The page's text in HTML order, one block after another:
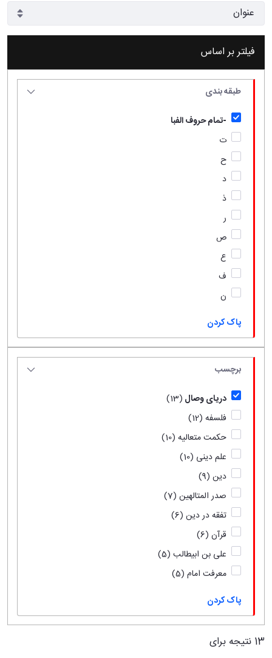
فیلتر بر اساس
طبقه بندی
-تمام حروف الفبا
ت
ح
د
ذ
ر
ص
ع
ف
ن
پاک کردن
برچسب
دریای وصال (13)
فلسفه (12)
حکمت متعالیه (10)
علم دینی (10)
دین (9)
صدر المتالهین (7)
تفقه در دین (6)
قرآن (6)
علی بن ابیطالب (5)
معرفت امام (5)
پاک کردن
13 نتیجه برای